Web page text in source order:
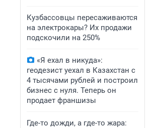
Кузбассовцы пересаживаются
на электрокары? Их продажи
подскочили на 250%
«Я ехал в никуда»:
геодезист уехал в Казахстан с
4 тысячами рублей и построил
бизнес с нуля. Теперь он
продает франшизы
Где-то дожди, а где-то жара: